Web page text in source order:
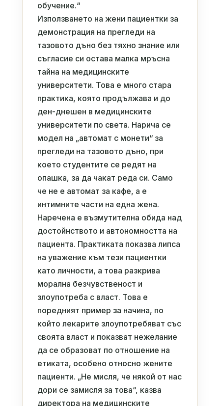
обучение.“
Използването на жени пациентки за
демонстрация на прегледи на
тазовото дъно без тяхно знание или
съгласие си остава малка мръсна
тайна на медицинските
университети. Това е много стара
практика, която продължава и до
ден-днешен в медицинските
университети по света. Нарича се
модел на „автомат с монети“ за
прегледи на тазовото дъно, при
което студентите се редят на
опашка, за да чакат реда си. Само
че не е автомат за кафе, а е
интимните части на една жена.
Наречена е възмутителна обида над
достойнството и автономността на
пациента. Практиката показва липса
на уважение към тези пациентки
като личности, а това разкрива
морална безчувственост и
злоупотреба с власт. Това е
поредният пример за начина, по
който лекарите злоупотребяват със
своята власт и показват нежелание
да се образоват по отношение на
етиката, особено относно жените
пациенти. „Не мисля, че някой от нас
дори се замисля за това“, казва
директора на медицинските